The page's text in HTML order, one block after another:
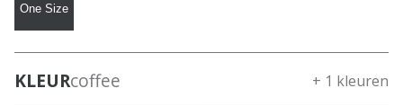
One Size
KLEURcoffee + 1 kleuren